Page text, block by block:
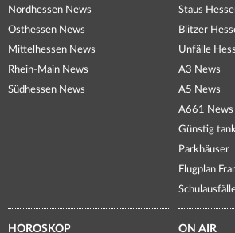
Nordhessen News
Osthessen News
Mittelhessen News
Rhein-Main News
Südhessen News
Staus
Blitzer
Unfälle
A3 News
A5 News
A661 News
Günstig
Parkhäuser
Flugplan
HOROSKOP ON AIR